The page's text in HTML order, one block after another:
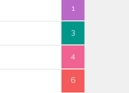
1
3
4
6